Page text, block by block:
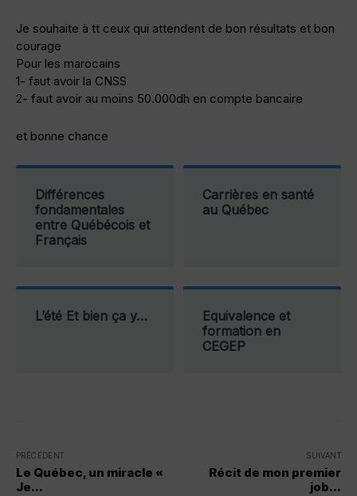
Je souhaite à tt ceux qui attendent de bon résultats et bon
courage
Pour les marocains
1- faut avoir la CNSS
2- faut avoir au moins 50.000dh en compte bancaire
et bonne chance
Différences
fondamentales
entre Québécois et
Français
Carrières en santé
au Québec
L’été Et bien ça y…
Equivalence et
formation en
CEGEP
PRÉCÉDENT
Le Québec, un miracle «
Je...
SUIVANT
Récit de mon premier
job...